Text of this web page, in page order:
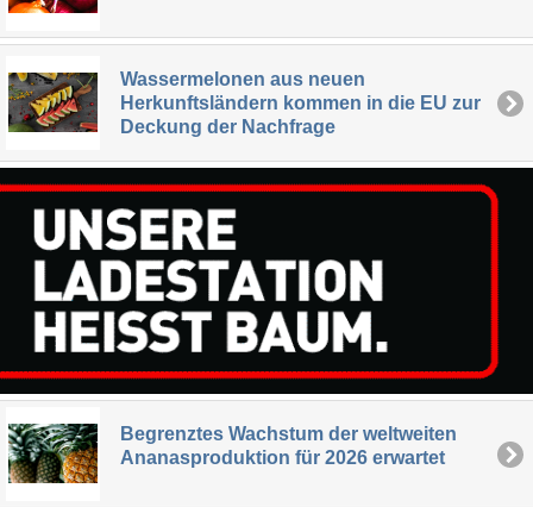
Wassermelonen aus neuen
Herkunftsländern kommen in die EU zur
Deckung der Nachfrage
Begrenztes Wachstum der weltweiten
Ananasproduktion für 2026 erwartet